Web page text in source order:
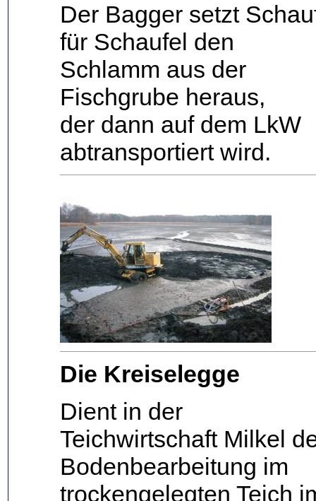
Der Bagger setzt
für Schaufel den
Schlamm aus der
Fischgrube heraus,
der dann auf dem LkW
abtransportiert wird.
Die Kreiselegge
Dient in der
Teichwirtschaft Milkel
Bodenbearbeitung im
trockengelegten Teich